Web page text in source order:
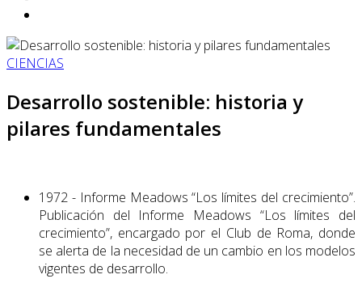
CIENCIAS
Desarrollo sostenible: historia y
pilares fundamentales
1972 - Informe Meadows “Los límites del crecimiento”.
Publicación del Informe Meadows “Los límites del
crecimiento”, encargado por el Club de Roma, donde
se alerta de la necesidad de un cambio en los modelos
vigentes de desarrollo.